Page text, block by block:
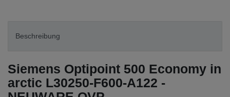
Beschreibung
Siemens Optipoint 500 Economy in
arctic L30250-F600-A122 -